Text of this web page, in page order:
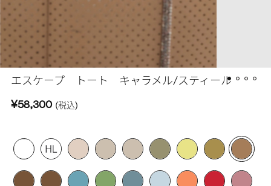
エスケープ トート キャラメル/スティール
¥58,300 (税込)